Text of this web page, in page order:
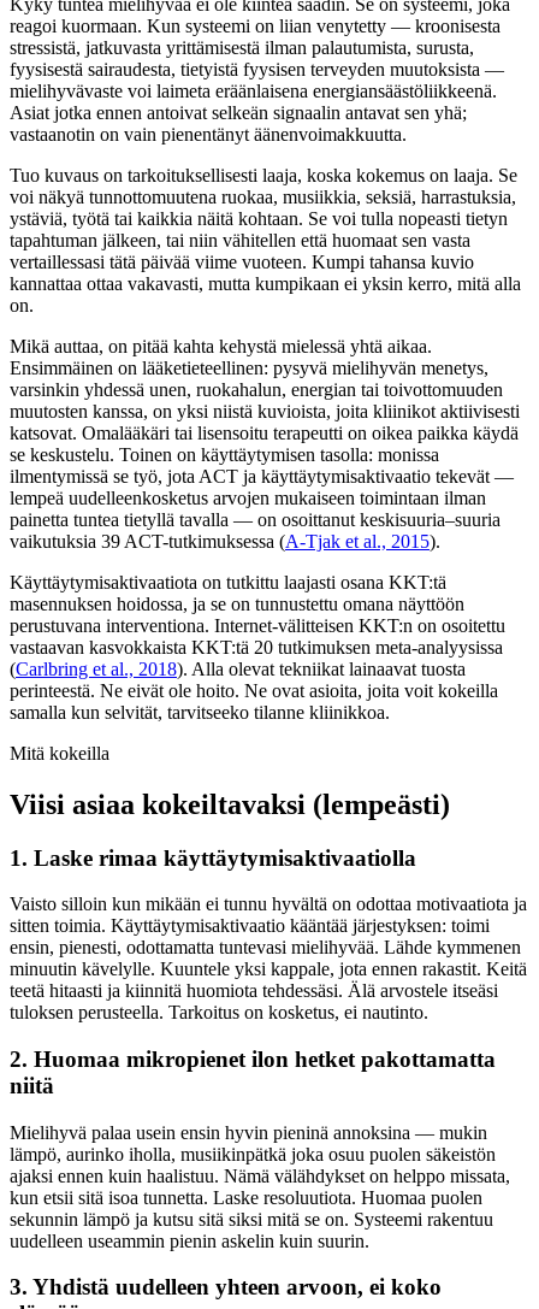
reagoi kuormaan. Kun systeemi on liian venytetty — kroonisesta
stressistä, jatkuvasta yrittämisestä ilman palautumista, surusta,
fyysisestä sairaudesta, tietyistä fyysisen terveyden muutoksista —
mielihyvävaste voi laimeta eräänlaisena energiansäästöliikkeenä.
Asiat jotka ennen antoivat selkeän signaalin antavat sen yhä;
vastaanotin on vain pienentänyt äänenvoimakkuutta.
Tuo kuvaus on tarkoituksellisesti laaja, koska kokemus on laaja. Se
voi näkyä tunnottomuutena ruokaa, musiikkia, seksiä, harrastuksia,
ystäviä, työtä tai kaikkia näitä kohtaan. Se voi tulla nopeasti tietyn
tapahtuman jälkeen, tai niin vähitellen että huomaat sen vasta
vertaillessasi tätä päivää viime vuoteen. Kumpi tahansa kuvio
kannattaa ottaa vakavasti, mutta kumpikaan ei yksin kerro, mitä alla
on.
Mikä auttaa, on pitää kahta kehystä mielessä yhtä aikaa.
Ensimmäinen on lääketieteellinen: pysyvä mielihyvän menetys,
varsinkin yhdessä unen, ruokahalun, energian tai toivottomuuden
muutosten kanssa, on yksi niistä kuvioista, joita kliinikot aktiivisesti
katsovat. Omalääkäri tai lisensoitu terapeutti on oikea paikka käydä
se keskustelu. Toinen on käyttäytymisen tasolla: monissa
ilmentymissä se työ, jota ACT ja käyttäytymisaktivaatio tekevät —
lempeä uudelleenkosketus arvojen mukaiseen toimintaan ilman
painetta tuntea tietyllä tavalla — on osoittanut keskisuuria–suuria
vaikutuksia 39 ACT-tutkimuksessa (A-Tjak et al., 2015).
Käyttäytymisaktivaatiota on tutkittu laajasti osana KKT:tä
masennuksen hoidossa, ja se on tunnustettu omana näyttöön
perustuvana interventiona. Internet-välitteisen KKT:n on osoitettu
vastaavan kasvokkaista KKT:tä 20 tutkimuksen meta-analyysissa
(Carlbring et al., 2018). Alla olevat tekniikat lainaavat tuosta
perinteestä. Ne eivät ole hoito. Ne ovat asioita, joita voit kokeilla
samalla kun selvität, tarvitseeko tilanne kliinikkoa.
Mitä kokeilla
Viisi asiaa kokeiltavaksi (lempeästi)
1. Laske rimaa käyttäytymisaktivaatiolla
Vaisto silloin kun mikään ei tunnu hyvältä on odottaa motivaatiota ja
sitten toimia. Käyttäytymisaktivaatio kääntää järjestyksen: toimi
ensin, pienesti, odottamatta tuntevasi mielihyvää. Lähde kymmenen
minuutin kävelylle. Kuuntele yksi kappale, jota ennen rakastit. Keitä
teetä hitaasti ja kiinnitä huomiota tehdessäsi. Älä arvostele itseäsi
tuloksen perusteella. Tarkoitus on kosketus, ei nautinto.
2. Huomaa mikropienet ilon hetket pakottamatta
niitä
Mielihyvä palaa usein ensin hyvin pieninä annoksina — mukin
lämpö, aurinko iholla, musiikinpätkä joka osuu puolen säkeistön
ajaksi ennen kuin haalistuu. Nämä välähdykset on helppo missata,
kun etsii sitä isoa tunnetta. Laske resoluutiota. Huomaa puolen
sekunnin lämpö ja kutsu sitä siksi mitä se on. Systeemi rakentuu
uudelleen useammin pienin askelin kuin suurin.
3. Yhdistä uudelleen yhteen arvoon, ei koko